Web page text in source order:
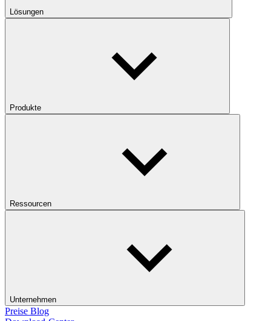
Lösungen
Produkte
Ressourcen
Unternehmen
Preise Blog